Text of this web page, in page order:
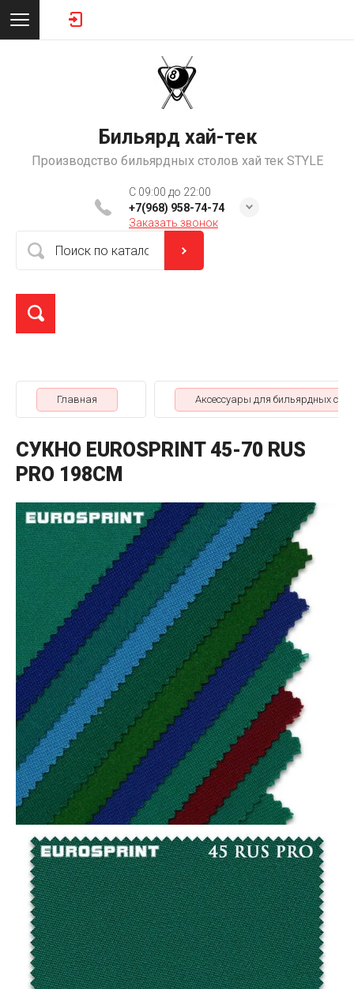
Бильярд хай-тек
Производство бильярдных столов хай тек STYLE
C 09:00 до 22:00
+7(968) 958-74-74
Заказать звонок
Главная Аксессуары для бильярдных
СУКНО EUROSPRINT 45-70 RUS
PRO 198СМ